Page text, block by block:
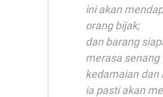
ini akan
orang bijak;
dan barang
merasa senang
kedamaian dan
ia pasti akan